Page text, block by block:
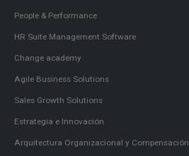
People & Performance
HR Suite Management Software
Change academy
Agile Business Solutions
Sales Growth Solutions
Estrategia e Innovación
Arquitectura Organizacional y Compensación